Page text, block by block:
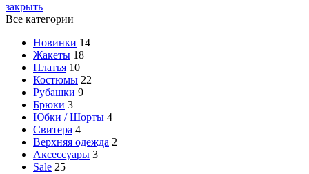
закрыть
Все категории
Новинки 14
Жакеты 18
Платья 10
Костюмы 22
Рубашки 9
Брюки 3
Юбки / Шорты 4
Свитера 4
Верхняя одежда 2
Аксессуары 3
Sale 25